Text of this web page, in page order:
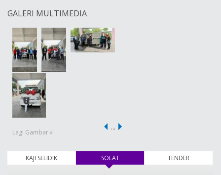
GALERI MULTIMEDIA
Lagi Gambar »
…
KAJI SELIDIK SOLAT(tab aktif) TENDER